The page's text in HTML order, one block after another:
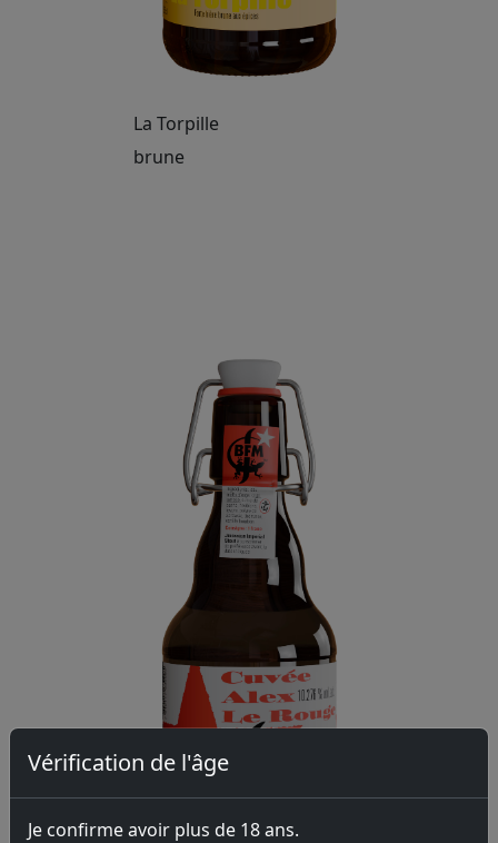
Vérification de l'âge
Je confirme avoir plus de 18 ans.
La Torpille
brune